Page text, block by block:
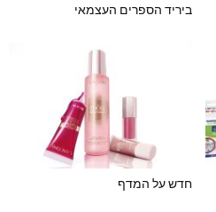
ביריד הספרים העצמאי
חדש על המדף